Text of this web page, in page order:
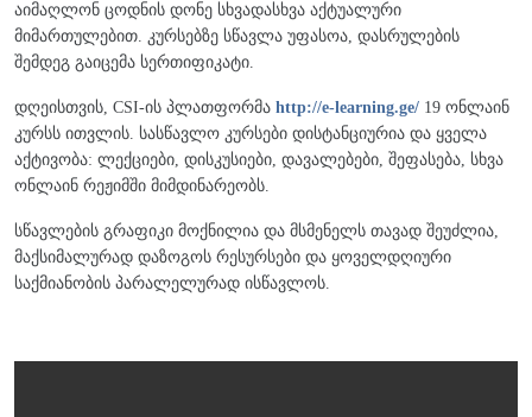
აიმაღლონ ცოდნის დონე სხვადასხვა აქტუალური
მიმართულებით. კურსებზე სწავლა უფასოა, დასრულების
შემდეგ გაიცემა სერთიფიკატი.
დღეისთვის, CSI-ის პლათფორმა http://e-learning.ge/ 19 ონლაინ
კურსს ითვლის. სასწავლო კურსები დისტანციურია და ყველა
აქტივობა: ლექციები, დისკუსიები, დავალებები, შეფასება, სხვა
ონლაინ რეჟიმში მიმდინარეობს.
სწავლების გრაფიკი მოქნილია და მსმენელს თავად შეუძლია,
მაქსიმალურად დაზოგოს რესურსები და ყოველდღიური
საქმიანობის პარალელურად ისწავლოს.